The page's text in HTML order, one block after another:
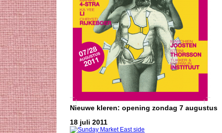
Nieuwe kleren: opening zondag 7 augustus
18 juli 2011